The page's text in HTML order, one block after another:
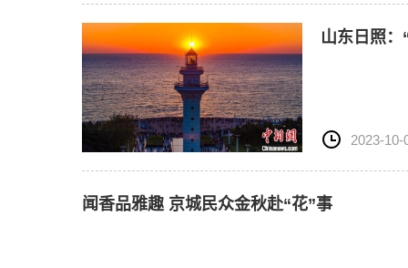
山东日照
2023-10-
闻香品雅趣 京城民众金秋赴“花”事